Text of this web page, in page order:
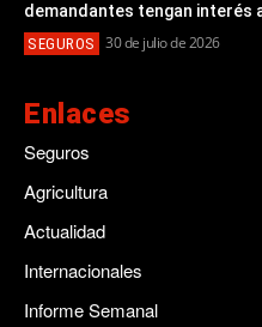
demandantes tengan interés
SEGUROS 30 de julio de 2026
Enlaces
Seguros
Agricultura
Actualidad
Internacionales
Informe Semanal